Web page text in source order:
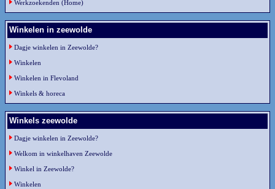
Werkzoekenden (Home)
Winkelen in zeewolde
Dagje winkelen in Zeewolde?
Winkelen
Winkelen in Flevoland
Winkels & horeca
Winkels zeewolde
Dagje winkelen in Zeewolde?
Welkom in winkelhaven Zeewolde
Winkel in Zeewolde?
Winkelen